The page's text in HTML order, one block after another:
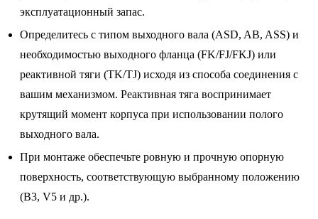
эксплуатационный запас.
Определитесь с типом выходного вала (ASD, AB, ASS) и
необходимостью выходного фланца (FK/FJ/FKJ) или
реактивной тяги (TK/TJ) исходя из способа соединения с
вашим механизмом. Реактивная тяга воспринимает
крутящий момент корпуса при использовании полого
выходного вала.
При монтаже обеспечьте ровную и прочную опорную
поверхность, соответствующую выбранному положению
(B3, V5 и др.).